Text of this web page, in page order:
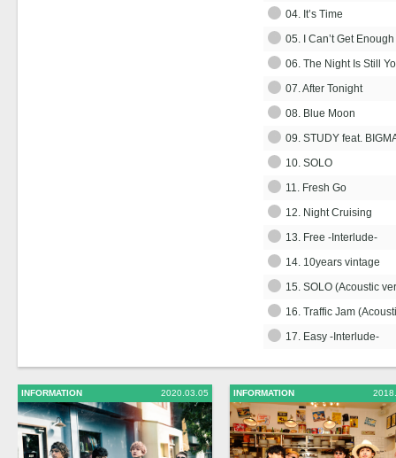
04. It’s Time
05. I Can’t Get
06. The Night Is Still
07. After Tonight
08. Blue Moon
09. STUDY feat.
10. SOLO
11. Fresh Go
12. Night Cruising
13. Free -Interlude-
14. 10years vintage
15. SOLO (Acoustic
16. Traffic Jam
17. Easy -Interlude-
INFORMATION 2020.03.05 INFORMATION